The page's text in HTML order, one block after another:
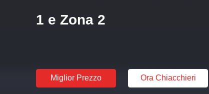
1 e Zona 2
Miglior Prezzo Ora Chiacchieri